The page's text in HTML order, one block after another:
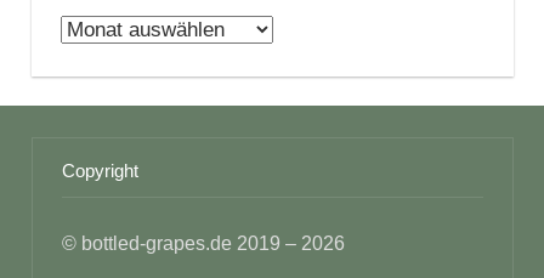
Archiv
Copyright
© bottled-grapes.de 2019 – 2026